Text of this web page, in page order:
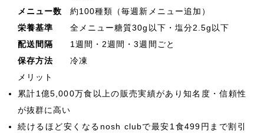
メニュー数
約100種類（毎週新メニュー追加）
栄養基準
全メニュー糖質30g以下・塩分2.5g以下
配送間隔
1週間・2週間・3週間ごと
保存方法
冷凍
メリット
累計1億5,000万食以上の販売実績があり知名度・信頼性
が抜群に高い
続けるほど安くなるnosh clubで最安1食499円まで割引